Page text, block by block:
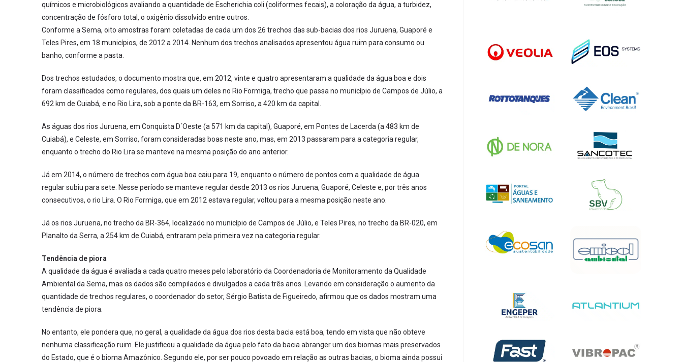
químicos e microbiológicos avaliando a quantidade de Escherichia coli (coliformes fecais), a coloração da água, a turbidez,
concentração de fósforo total, o oxigênio dissolvido entre outros.
Conforme a Sema, oito amostras foram coletadas de cada um dos 26 trechos das sub-bacias dos rios Juruena, Guaporé e
Teles Pires, em 18 municípios, de 2012 a 2014. Nenhum dos trechos analisados apresentou água ruim para consumo ou
banho, conforme a pasta.
Dos trechos estudados, o documento mostra que, em 2012, vinte e quatro apresentaram a qualidade da água boa e dois
foram classificados como regulares, dos quais um deles no Rio Formiga, trecho que passa no município de Campos de Júlio, a
692 km de Cuiabá, e no Rio Lira, sob a ponte da BR-163, em Sorriso, a 420 km da capital.
As águas dos rios Juruena, em Conquista D´Oeste (a 571 km da capital), Guaporé, em Pontes de Lacerda (a 483 km de
Cuiabá), e Celeste, em Sorriso, foram consideradas boas neste ano, mas, em 2013 passaram para a categoria regular,
enquanto o trecho do Rio Lira se manteve na mesma posição do ano anterior.
Já em 2014, o número de trechos com água boa caiu para 19, enquanto o número de pontos com a qualidade de água
regular subiu para sete. Nesse período se manteve regular desde 2013 os rios Juruena, Guaporé, Celeste e, por três anos
consecutivos, o rio Lira. O Rio Formiga, que em 2012 estava regular, voltou para a mesma posição neste ano.
Já os rios Juruena, no trecho da BR-364, localizado no município de Campos de Júlio, e Teles Pires, no trecho da BR-020, em
Planalto da Serra, a 254 km de Cuiabá, entraram pela primeira vez na categoria regular.
Tendência de piora
A qualidade da água é avaliada a cada quatro meses pelo laboratório da Coordenadoria de Monitoramento da Qualidade
Ambiental da Sema, mas os dados são compilados e divulgados a cada três anos. Levando em consideração o aumento da
quantidade de trechos regulares, o coordenador do setor, Sérgio Batista de Figueiredo, afirmou que os dados mostram uma
tendência de piora.
No entanto, ele pondera que, no geral, a qualidade da água dos rios desta bacia está boa, tendo em vista que não obteve
nenhuma classificação ruim. Ele justificou a qualidade da água pelo fato da bacia abranger um dos biomas mais preservados
do Estado, que é o bioma Amazônico. Segundo ele, por ser pouco povoado em relação as outras bacias, o bioma ainda possui